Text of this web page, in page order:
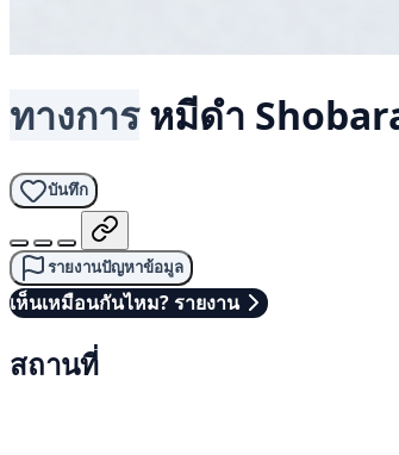
ทางการ หมีดำ
บันทึก
รายงานปัญหาข้อมูล
เห็นเหมือนกันไหม? รายงาน
สถานที่